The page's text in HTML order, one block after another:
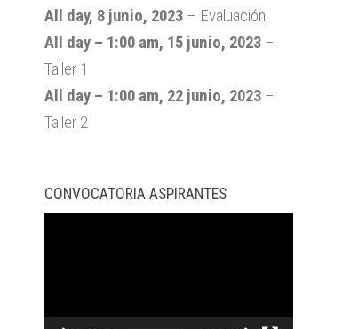
All day, 8 junio, 2023 – Evaluación
All day – 1:00 am, 15 junio, 2023 –
Taller 1
All day – 1:00 am, 22 junio, 2023 –
Taller 2
CONVOCATORIA ASPIRANTES